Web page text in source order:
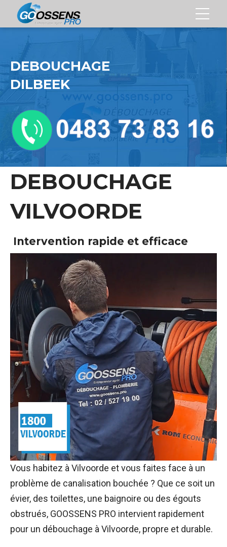
DEBOUCHAGE
DILBEEK
DEBOUCHAGE
VILVOORDE
Intervention rapide et efficace
Vous habitez à Vilvoorde et vous faites face à un
problème de canalisation bouchée ? Que ce soit un
évier, des toilettes, une baignoire ou des égouts
obstrués, GOOSSENS PRO intervient rapidement
pour un débouchage à Vilvoorde, propre et durable.